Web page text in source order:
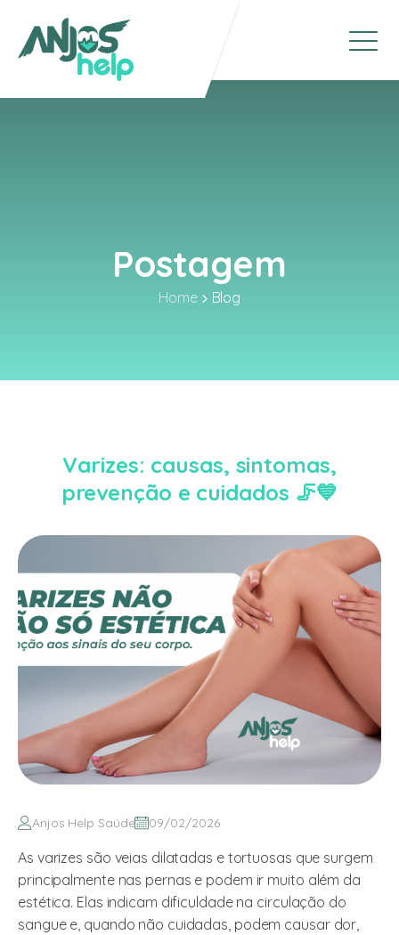
Postagem
Home Blog
Varizes: causas, sintomas,
prevenção e cuidados 🦵💙
Anjos Help Saúde 09/02/2026
As varizes são veias dilatadas e tortuosas que surgem
principalmente nas pernas e podem ir muito além da
estética. Elas indicam dificuldade na circulação do
sangue e, quando não cuidadas, podem causar dor,